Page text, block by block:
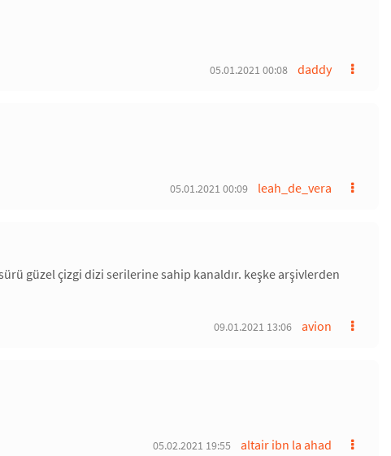
daddy
05.01.2021 00:08
leah_de_vera
05.01.2021 00:09
güzel çizgi dizi serilerine sahip kanaldır. keşke arşivlerden
avion
09.01.2021 13:06
altair ibn la ahad
05.02.2021 19:55